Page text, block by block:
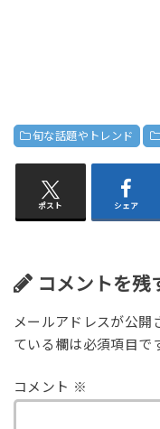
旬な話題やトレンド
ポスト シェア
コメントを残
メールアドレスが公開
ている欄は必須項目で
コメント ※